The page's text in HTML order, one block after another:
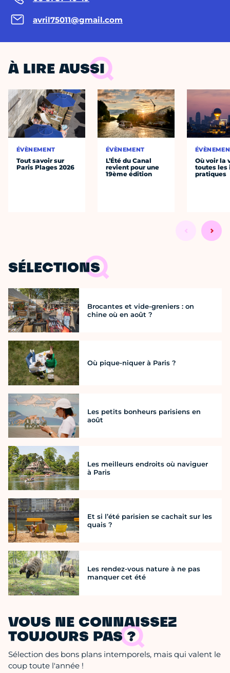
avril75011@gmail.com
À LIRE AUSSI
ÉVÈNEMENT
Tout savoir sur
Paris Plages 2026
ÉVÈNEMENT
L’Été du Canal
revient pour une
19ème édition
Où voir la
toutes les
pratiques
SÉLECTIONS
Brocantes et vide-greniers : on
chine où en août ?
Où pique-niquer à Paris ?
Les petits bonheurs parisiens en
août
Les meilleurs endroits où naviguer
à Paris
Et si l’été parisien se cachait sur les
quais ?
Les rendez-vous nature à ne pas
manquer cet été
VOUS NE CONNAISSEZ
TOUJOURS PAS ?
Sélection des bons plans intemporels, mais qui valent le
coup toute l'année !